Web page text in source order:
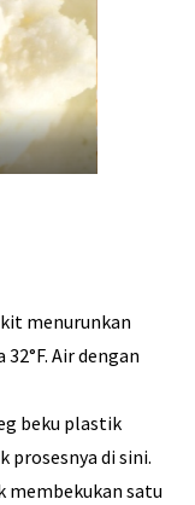
menurunkan
Air dengan
beku plastik
prosesnya di sini.
membekukan satu